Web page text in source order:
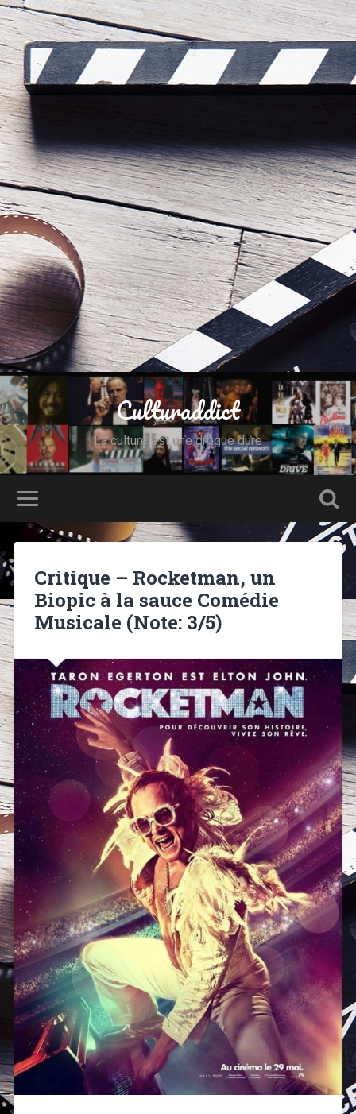
Culturaddict
La culture est une drogue dure
Critique – Rocketman, un
Biopic à la sauce Comédie
Musicale (Note: 3/5)